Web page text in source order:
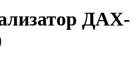
ДАХ-